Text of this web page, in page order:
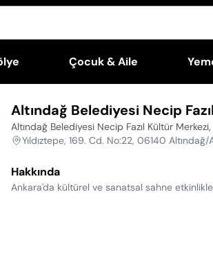
Çocuk & Aile
Altındağ Belediyesi Necip
Altındağ Belediyesi Necip Fazıl Kültür
Yıldıztepe, 169. Cd. No:22, 06140 Altındağ/
Hakkında
Ankara'da kültürel ve sanatsal sahne